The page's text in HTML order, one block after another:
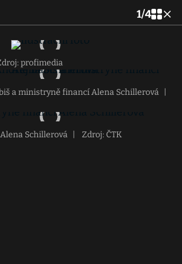
1/4
profimedia
a ministryně financí Alena Schillerová
Schillerová Zdroj: ČTK